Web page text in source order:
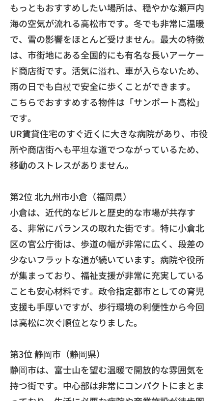
もっともおすすめしたい場所は、 穏やかな瀬戸内
海の空気が流れる高松市です。 冬でも非常に温暖
で、雪の影響をほとんど受けません。 最大の特徴
は、 市街地にある全国的にも有名な長いアーケー
ド商店街です。 活気に溢れ、車が入らないため、
雨の日でも白杖で安全に歩くことができます。
こちらでおすすめする物件は「サンポート高松」
です。
UR賃貸住宅のすぐ近くに大きな病院があり、 市役
所や商店街へも平坦な道でつながっているため、
移動のストレスがありません。
第2位 北九州市小倉（福岡県）
小倉は、近代的なビルと歴史的な市場が共存す
る、 非常にバランスの取れた街です。特に小倉北
区の官公庁街は、 歩道の幅が非常に広く、 段差の
少ないフラットな道が続いています。 病院や役所
が集まっており、 福祉支援が非常に充実している
ことも安心材料です。 政令指定都市としての育児
支援も手厚いですが、 歩行環境の利便性から今回
は高松に次ぐ順位となりました。
第3位 静岡市（静岡県）
静岡市は、富士山を望む温暖で開放的な雰囲気を
持つ街です。 中心部は非常にコンパクトにまとま